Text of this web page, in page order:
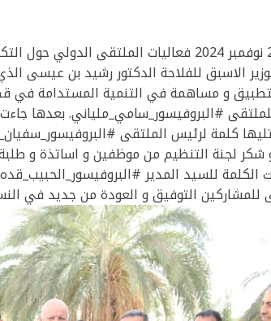
اختتمت اليوم 21 نوفمبر 2024 فعاليات
الاسبق للفلاحة الدكتور رشيد بن
و مساهمة في التنمية المستدامة في
#البروفيسور_سامي_ملياني. بعدها
كلمة لرئيس الملتقى
لجنة التنظيم من موظفين و اساتذة و
الكلمة للسيد المدير
للمشاركين التوفيق و العودة من جديد في